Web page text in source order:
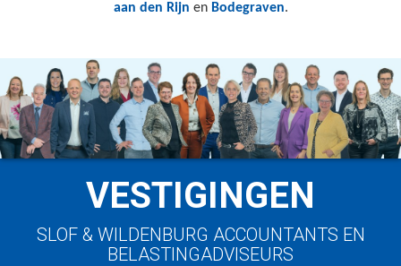
aan den Rijn en Bodegraven.
VESTIGINGEN
SLOF & WILDENBURG ACCOUNTANTS EN
BELASTINGADVISEURS